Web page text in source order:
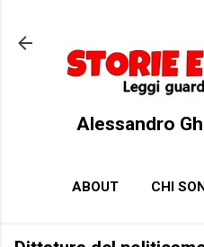
Alessandro
ABOUT CHI